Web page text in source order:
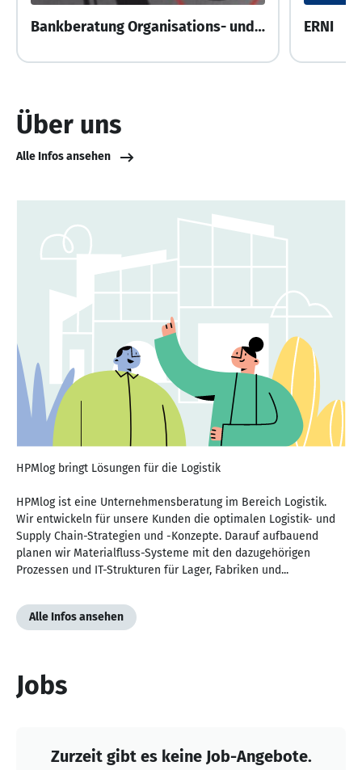
Bankberatung Organisations- und IT-Beratung für Banken AG ERNI
Über uns
Alle Infos ansehen
HPMlog bringt Lösungen für die Logistik
HPMlog ist eine Unternehmensberatung im Bereich Logistik.
Wir entwickeln für unsere Kunden die optimalen Logistik- und
Supply Chain-Strategien und -Konzepte. Darauf aufbauend
planen wir Materialfluss-Systeme mit den dazugehörigen
Prozessen und IT-Strukturen für Lager, Fabriken und...
Alle Infos ansehen
Jobs
Zurzeit gibt es keine Job-Angebote.